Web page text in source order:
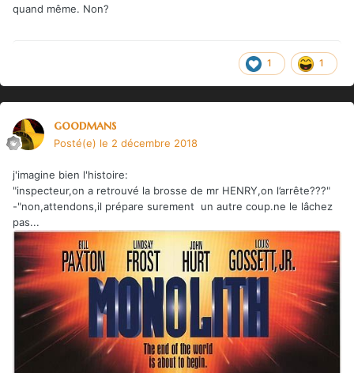
quand même. Non?
1 1
goodmans
Posté(e) le 2 décembre 2018
j'imagine bien l'histoire:
"inspecteur,on a retrouvé la brosse de mr HENRY,on l’arrête???"
-"non,attendons,il prépare surement un autre coup.ne le lâchez
pas...